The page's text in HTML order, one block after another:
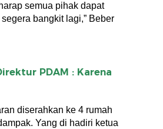
semua pihak dapat
bangkit lagi,” Beber
PDAM : Karena
diserahkan ke 4 rumah
Yang di hadiri ketua